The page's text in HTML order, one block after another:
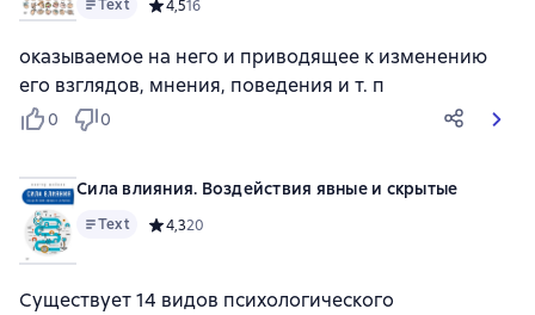
Text Средний рейтинг 4,5 на основе 16 оценок
4,516
оказываемое на него и приводящее к изменению
его взглядов, мнения, поведения и т. п
0 0
Сила влияния. Воздействия явные и скрытые
Text Средний рейтинг 4,3 на основе 20 оценок
4,320
Существует 14 видов психологического